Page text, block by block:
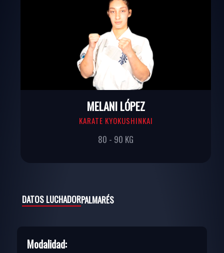
DATOS LUCHADORPALMARÉS
Modalidad:
MELANI LÓPEZ
KARATE KYOKUSHINKAI
80 - 90 KG